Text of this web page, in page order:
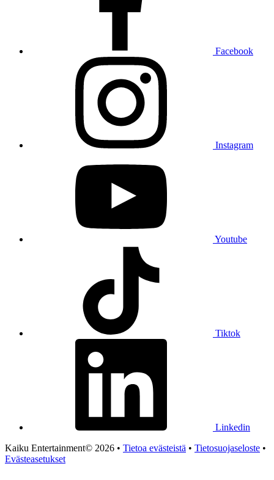
Facebook
Instagram
Youtube
Tiktok
Linkedin
Kaiku Entertainment© 2026 • Tietoa evästeistä • Tietosuojaseloste •
Evästeasetukset